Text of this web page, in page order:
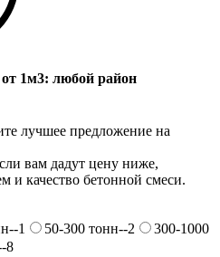
от 1м3: любой район
лучшее предложение на
вам дадут цену ниже,
и качество бетонной смеси.
1 50-300 тонн--2
300-1000
8